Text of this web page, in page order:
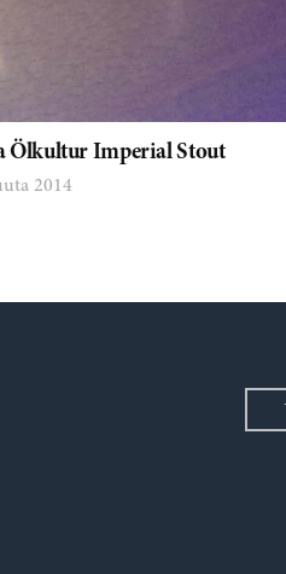
Ölkultur Imperial Stout
2014